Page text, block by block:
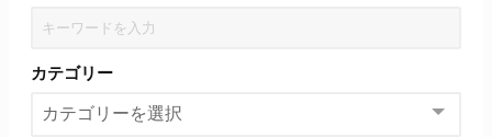
カテゴリー